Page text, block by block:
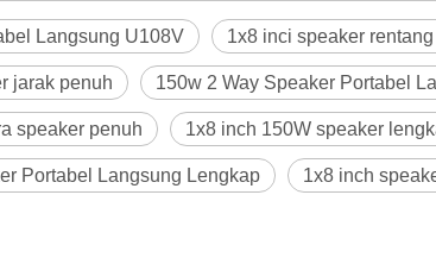
Langsung U108V 1x8 inci speaker
jarak penuh 150w 2 Way Speaker Portabel
speaker penuh 1x8 inch 150W speaker
Portabel Langsung Lengkap 1x8 inch